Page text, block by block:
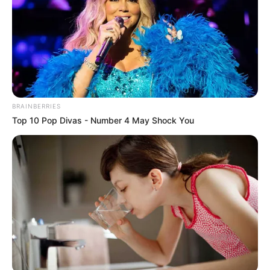
μήνυση. Από...
ΡΟΗ ΤΩΝ ΑΡΘΡΩΝ
Η κυβέρνηση Μπάιντεν μηνύει πολιτεία
των ΗΠΑ
Η κυβέρνηση Μπάιντεν μηνύει πολιτεία των ΗΠΑ… Το
BRAINBERRIES
Top 10 Pop Divas - Number 4 May Shock You